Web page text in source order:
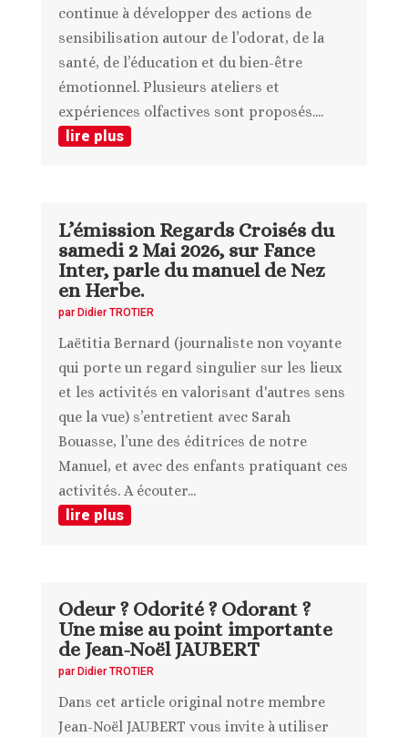
continue à développer des actions de
sensibilisation autour de l’odorat, de la
santé, de l’éducation et du bien-être
émotionnel. Plusieurs ateliers et
expériences olfactives sont proposés....
lire plus
L’émission Regards Croisés du
samedi 2 Mai 2026, sur Fance
Inter, parle du manuel de Nez
en Herbe.
par Didier TROTIER
Laëtitia Bernard (journaliste non voyante
qui porte un regard singulier sur les lieux
et les activités en valorisant d'autres sens
que la vue) s’entretient avec Sarah
Bouasse, l’une des éditrices de notre
Manuel, et avec des enfants pratiquant ces
activités. A écouter...
lire plus
Odeur ? Odorité ? Odorant ?
Une mise au point importante
de Jean-Noël JAUBERT
par Didier TROTIER
Dans cet article original notre membre
Jean-Noël JAUBERT vous invite à utiliser